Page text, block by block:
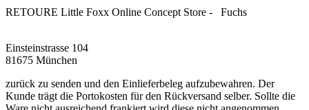
RETOURE Little Foxx Online Concept Store - Fuchs
Einsteinstrasse 104
81675 München
zurück zu senden und den Einlieferbeleg aufzubewahren. Der
Kunde trägt die Portokosten für den Rückversand selber. Sollte die